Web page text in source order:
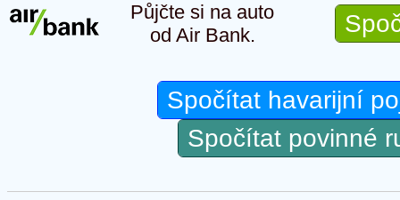
Půjčte si na auto
od Air Bank.
Spočítat havarijní
Spočítat povinné